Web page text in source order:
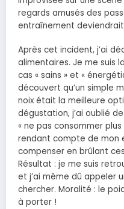
regards amusés des
entraînement
Après cet incident, j’ai
alimentaires. Je me suis
cas « sains » et «
découvert qu’un simple
noix était la meilleure
dégustation, j’ai oublié
« ne pas consommer
rendant compte de mon
compenser en brûlant
Résultat : je me suis
et j’ai même dû appeler
chercher. Moralité : le
à porter !